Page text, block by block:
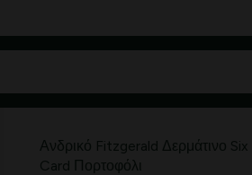
Ανδρικό Fitzgerald Δερμάτινο Six
Card Πορτοφόλι